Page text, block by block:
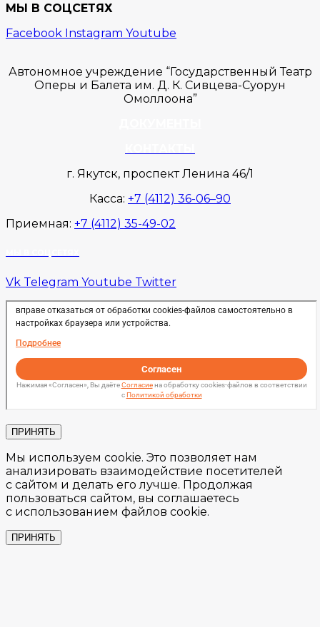
МЫ В СОЦСЕТЯХ
Facebook Instagram Youtube
Автономное учреждение “Государственный Театр
Оперы и Балета им. Д. К. Сивцева-Суорун
Омоллоона”
г. Якутск, проспект Ленина 46/1
Касса: +7 (4112) 36-06–90
Приемная: +7 (4112) 35-49-02
Vk Telegram Youtube Twitter
ПРИНЯТЬ
Мы используем cookie. Это позволяет нам
анализировать взаимодействие посетителей
с сайтом и делать его лучше. Продолжая
пользоваться сайтом, вы соглашаетесь
с использованием файлов cookie.
ПРИНЯТЬ